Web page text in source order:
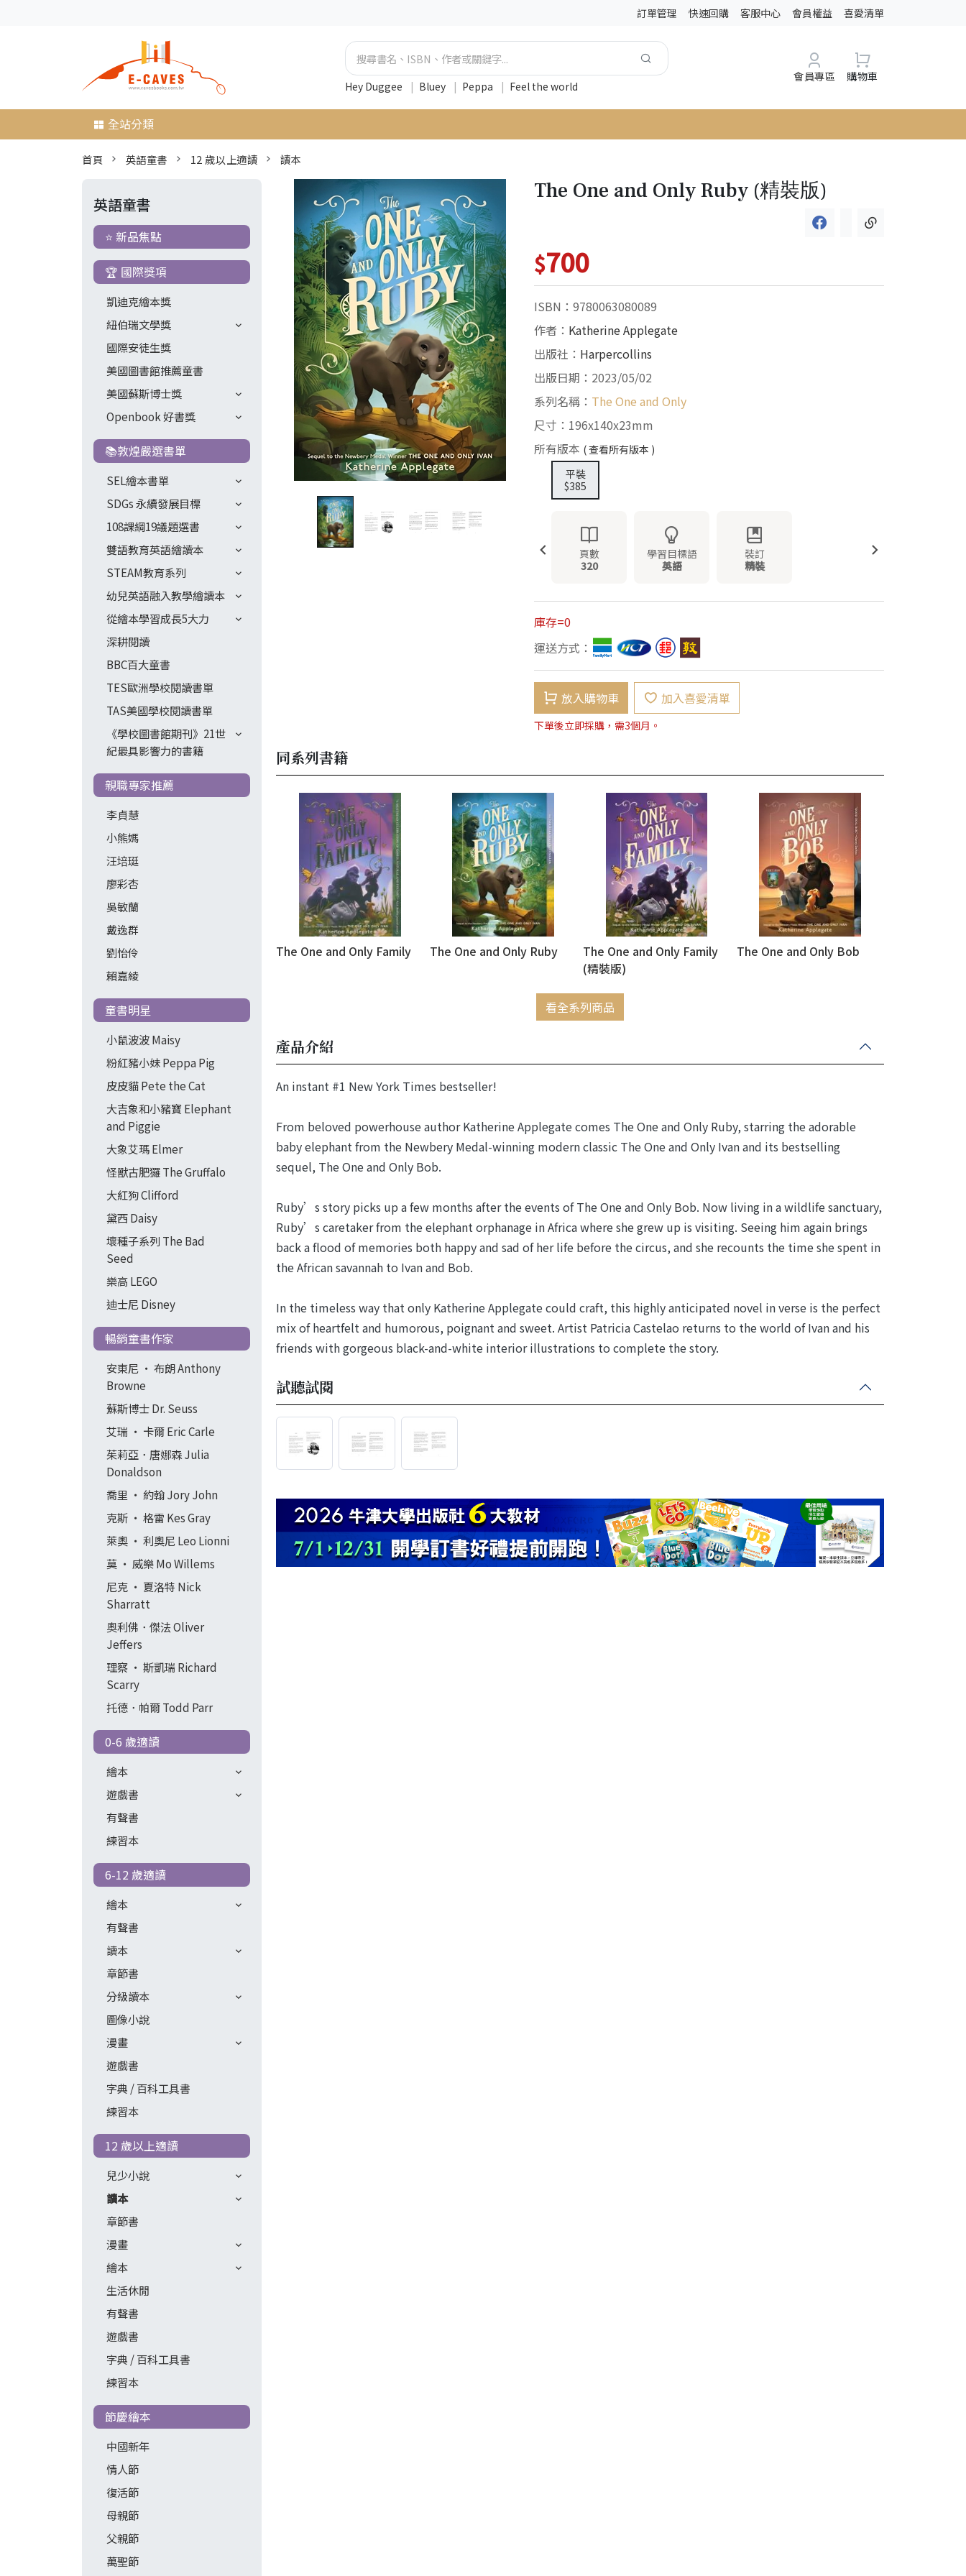
訂單管理 快速回購 客服中心 會員權益 喜愛清單
Hey Duggee | Bluey | Peppa | Feel the world
會員專區 購物車
全站分類
首頁 英語童書 12 歲以上適讀 讀本
英語童書
⭐ 新品焦點
🏆 國際獎項
凱迪克繪本獎
紐伯瑞文學獎
國際安徒生獎
美國圖書館推薦童書
美國蘇斯博士獎
Openbook 好書獎
📚敦煌嚴選書單
SEL繪本書單
SDGs 永續發展目標
108課綱19議題選書
雙語教育英語繪讀本
STEAM教育系列
幼兒英語融入教學繪讀本
從繪本學習成長5大力
深耕閱讀
BBC百大童書
TES歐洲學校閱讀書單
TAS美國學校閱讀書單
《學校圖書館期刊》21世
紀最具影響力的書籍
親職專家推薦
李貞慧
小熊媽
汪培珽
廖彩杏
吳敏蘭
戴逸群
劉怡伶
賴嘉綾
童書明星
小鼠波波 Maisy
粉紅豬小妹 Peppa Pig
皮皮貓 Pete the Cat
大吉象和小豬寶 Elephant
and Piggie
大象艾瑪 Elmer
怪獸古肥玀 The Gruffalo
大紅狗 Clifford
黛西 Daisy
壞種子系列 The Bad
Seed
樂高 LEGO
迪士尼 Disney
暢銷童書作家
安東尼 ‧ 布朗 Anthony
Browne
蘇斯博士 Dr. Seuss
艾瑞 ‧ 卡爾 Eric Carle
茱莉亞．唐娜森 Julia
Donaldson
喬里 ‧ 約翰 Jory John
克斯 ‧ 格雷 Kes Gray
萊奧 ‧ 利奧尼 Leo Lionni
莫 ‧ 威樂 Mo Willems
尼克 ‧ 夏洛特 Nick
Sharratt
奧利佛．傑法 Oliver
Jeffers
理察 ‧ 斯凱瑞 Richard
Scarry
托德．帕爾 Todd Parr
0-6 歲適讀
繪本
遊戲書
有聲書
練習本
6-12 歲適讀
繪本
有聲書
讀本
章節書
分級讀本
圖像小說
漫畫
遊戲書
字典 / 百科工具書
練習本
12 歲以上適讀
兒少小說
讀本
章節書
漫畫
繪本
生活休閒
有聲書
遊戲書
字典 / 百科工具書
練習本
節慶繪本
中國新年
情人節
復活節
母親節
父親節
萬聖節
The One and Only Ruby (精裝版)
$700
ISBN：9780063080089
作者： Katherine Applegate
出版社： Harpercollins
出版日期：2023/05/02
系列名稱： The One and Only
尺寸：196x140x23mm
所有版本 ( 查看所有版本 )
平裝
$385
頁數
320
學習目標語
英語
裝訂
精裝
庫存=0
運送方式：
放入購物車 加入喜愛清單
下單後立即採購，需3個月。
同系列書籍
The One and Only Family The One and Only Ruby
The One and Only Family
(精裝版)
The One and Only Bob
看全系列商品
產品介紹
An instant #1 New York Times bestseller!
From beloved powerhouse author Katherine Applegate comes The One and Only Ruby, starring the adorable
baby elephant from the Newbery Medal-winning modern classic The One and Only Ivan and its bestselling
sequel, The One and Only Bob.
Ruby’s story picks up a few months after the events of The One and Only Bob. Now living in a wildlife sanctuary,
Ruby’s caretaker from the elephant orphanage in Africa where she grew up is visiting. Seeing him again brings
back a flood of memories both happy and sad of her life before the circus, and she recounts the time she spent in
the African savannah to Ivan and Bob.
In the timeless way that only Katherine Applegate could craft, this highly anticipated novel in verse is the perfect
mix of heartfelt and humorous, poignant and sweet. Artist Patricia Castelao returns to the world of Ivan and his
friends with gorgeous black-and-white interior illustrations to complete the story.
試聽試閱